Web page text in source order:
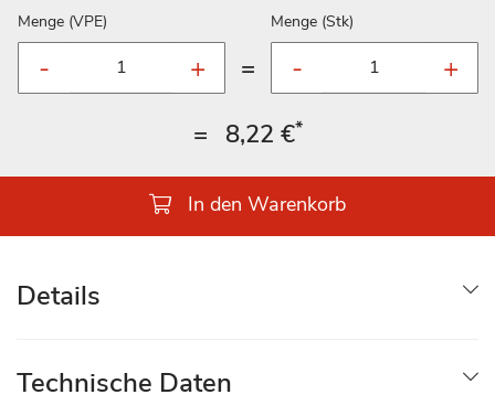
Menge (VPE)
=
Menge (Stk)
= 8,22 €*
In den Warenkorb
Details
Technische Daten